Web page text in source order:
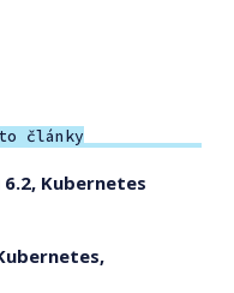
články
6.2, Kubernetes